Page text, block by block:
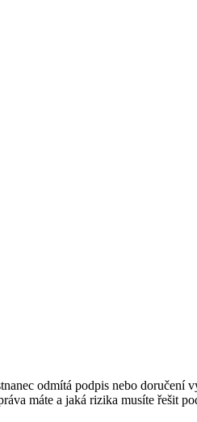
odmítá podpis nebo doručení
máte a jaká rizika musíte řešit